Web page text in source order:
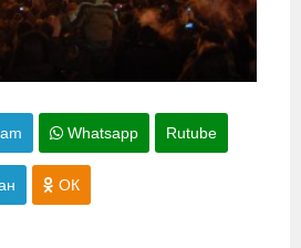
Whatsapp Rutube
ОК